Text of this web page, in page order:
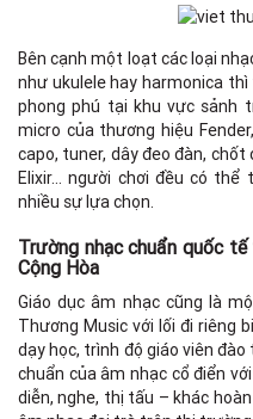
Bên cạnh một loạt các loại
như ukulele hay harmonica
phong phú tại khu vực sảnh
micro của thương hiệu
capo, tuner, dây đeo đàn, chốt
Elixir… người chơi đều có thể
nhiều sự lựa chọn.
Trường nhạc chuẩn quốc
Cộng Hòa
Giáo dục âm nhạc cũng là
Thương Music với lối đi riêng
dạy học, trình độ giáo viên
chuẩn của âm nhạc cổ điển
diễn, nghe, thị tấu – khác